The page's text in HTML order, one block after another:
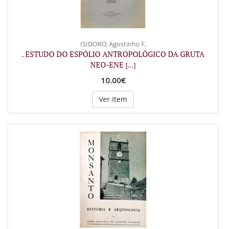
ISIDORO, Agostinho F.
. ESTUDO DO ESPÓLIO ANTROPOLÓGICO DA GRUTA
NEO-ENE [...]
10.00€
Ver Item